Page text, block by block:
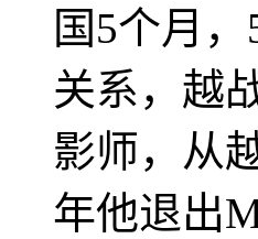
国5个月
关系，越
影师，从
年他退出